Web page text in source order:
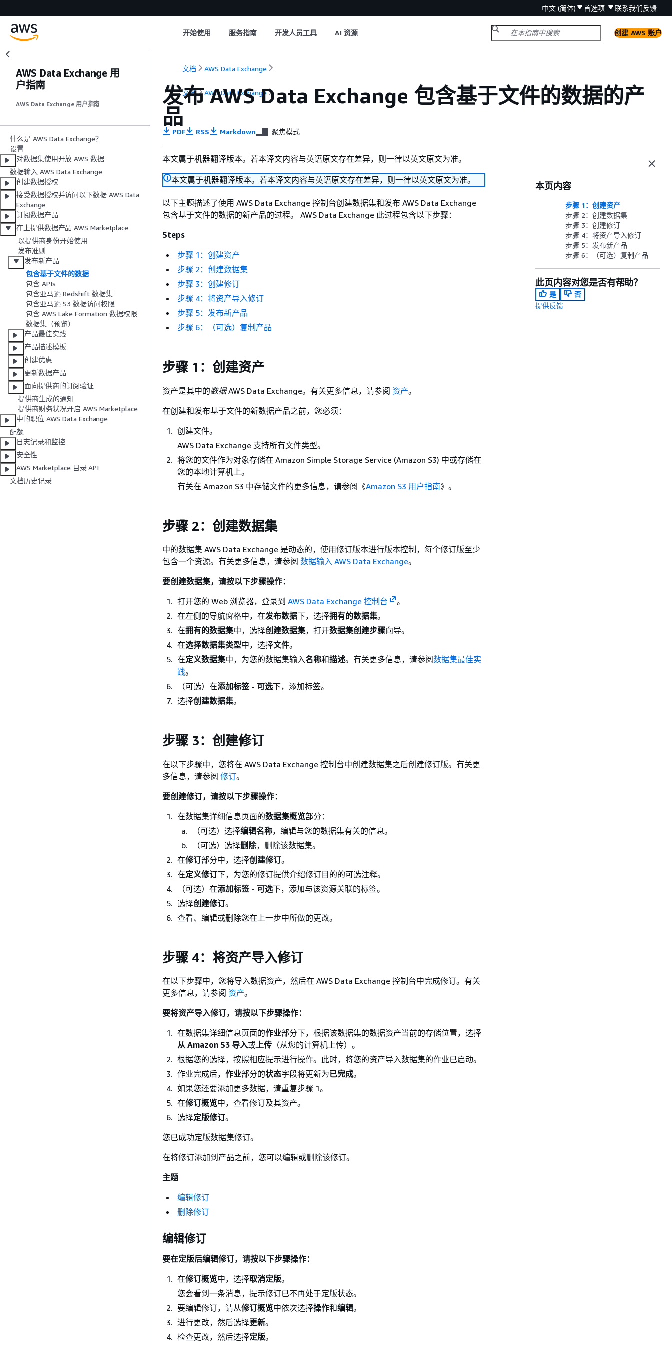
中文 (简体) 首选项 联系我们反馈
开始使用 服务指南 开发人员工具 AI 资源 创建 AWS 账户
AWS Data Exchange 用
户指南
AWS Data Exchange 用户指南
什么是 AWS Data Exchange？
设置
对数据集使用开放 AWS 数据
数据输入 AWS Data Exchange
创建数据授权
接受数据授权并访问以下数据 AWS Data
Exchange
订阅数据产品
在上提供数据产品 AWS Marketplace
以提供商身份开始使用
发布准则
发布新产品
包含基于文件的数据
包含 APIs
包含亚马逊 Redshift 数据集
包含亚马逊 S3 数据访问权限
包含 AWS Lake Formation 数据权限
数据集（预览）
产品最佳实践
产品描述模板
创建优惠
更新数据产品
面向提供商的订阅验证
提供商生成的通知
提供商财务状况开启 AWS Marketplace
中的职位 AWS Data Exchange
配额
日志记录和监控
安全性
AWS Marketplace 目录 API
文档历史记录
文档 AWS Data Exchange
文档 AWS Data Exchange
发布 AWS Data Exchange 包含基于文件的数据的产
品
PDF RSS Markdown 聚焦模式
本文属于机器翻译版本。若本译文内容与英语原文存在差异，则一律以英文原文为准。
本文属于机器翻译版本。若本译文内容与英语原文存在差异，则一律以英文原文为准。
以下主题描述了使用 AWS Data Exchange 控制台创建数据集和发布 AWS Data Exchange
包含基于文件的数据的新产品的过程。 AWS Data Exchange 此过程包含以下步骤：
Steps
步骤 1：创建资产
步骤 2：创建数据集
步骤 3：创建修订
步骤 4：将资产导入修订
步骤 5：发布新产品
步骤 6：（可选）复制产品
步骤 1：创建资产
资产是其中的数据AWS Data Exchange。有关更多信息，请参阅 资产。
在创建和发布基于文件的新数据产品之前，您必须：
创建文件。
AWS Data Exchange 支持所有文件类型。
将您的文件作为对象存储在 Amazon Simple Storage Service (Amazon S3) 中或存储在
您的本地计算机上。
有关在 Amazon S3 中存储文件的更多信息，请参阅《Amazon S3 用户指南》。
步骤 2：创建数据集
中的数据集 AWS Data Exchange 是动态的，使用修订版本进行版本控制，每个修订版至少
包含一个资源。有关更多信息，请参阅 数据输入 AWS Data Exchange。
要创建数据集，请按以下步骤操作：
打开您的 Web 浏览器，登录到 AWS Data Exchange 控制台
。
在左侧的导航窗格中，在发布数据下，选择拥有的数据集。
在拥有的数据集中，选择创建数据集，打开数据集创建步骤向导。
在选择数据集类型中，选择文件。
在定义数据集中，为您的数据集输入名称和描述。有关更多信息，请参阅数据集最佳实
践。
（可选）在添加标签 - 可选下，添加标签。
选择创建数据集。
步骤 3：创建修订
在以下步骤中，您将在 AWS Data Exchange 控制台中创建数据集之后创建修订版。有关更
多信息，请参阅 修订。
要创建修订，请按以下步骤操作：
在数据集详细信息页面的数据集概览部分：
（可选）选择编辑名称，编辑与您的数据集有关的信息。
（可选）选择删除，删除该数据集。
在修订部分中，选择创建修订。
在定义修订下，为您的修订提供介绍修订目的的可选注释。
（可选）在添加标签 - 可选下，添加与该资源关联的标签。
选择创建修订。
查看、编辑或删除您在上一步中所做的更改。
步骤 4：将资产导入修订
在以下步骤中，您将导入数据资产，然后在 AWS Data Exchange 控制台中完成修订。有关
更多信息，请参阅 资产。
要将资产导入修订，请按以下步骤操作：
在数据集详细信息页面的作业部分下，根据该数据集的数据资产当前的存储位置，选择
从 Amazon S3 导入或上传 （从您的计算机上传）。
根据您的选择，按照相应提示进行操作。此时，将您的资产导入数据集的作业已启动。
作业完成后， 作业部分的状态字段将更新为已完成。
如果您还要添加更多数据，请重复步骤 1。
在修订概览中，查看修订及其资产。
选择定版修订。
您已成功定版数据集修订。
在将修订添加到产品之前，您可以编辑或删除该修订。
主题
编辑修订
删除修订
编辑修订
要在定版后编辑修订，请按以下步骤操作：
在修订概览中，选择取消定版。
您会看到一条消息，提示修订已不再处于定版状态。
要编辑修订，请从修订概览中依次选择操作和编辑。
进行更改，然后选择更新。
检查更改，然后选择定版。
本页内容
步骤 1：创建资产
步骤 2：创建数据集
步骤 3：创建修订
步骤 4：将资产导入修订
步骤 5：发布新产品
步骤 6：（可选）复制产品
此页内容对您是否有帮助？
是
否
提供反馈